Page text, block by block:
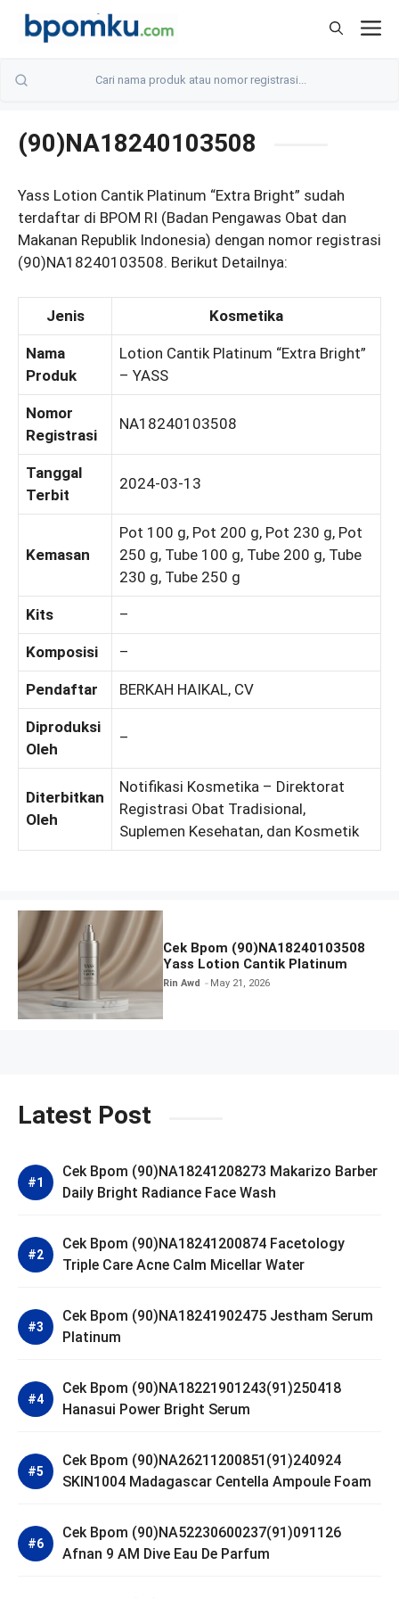
Skip
(90)NA18240103508
Yass Lotion Cantik Platinum “Extra Bright” sudah
terdaftar di BPOM RI (Badan Pengawas Obat dan
Makanan Republik Indonesia) dengan nomor registrasi
(90)NA18240103508. Berikut Detailnya:
Jenis Kosmetika
Nama
Produk
Lotion Cantik Platinum “Extra Bright”
– YASS
Nomor
Registrasi
NA18240103508
Tanggal
Terbit
2024-03-13
Kemasan
Pot 100 g, Pot 200 g, Pot 230 g, Pot
250 g, Tube 100 g, Tube 200 g, Tube
230 g, Tube 250 g
Kits –
Komposisi –
Pendaftar BERKAH HAIKAL, CV
Diproduksi
Oleh
–
Diterbitkan
Oleh
Notifikasi Kosmetika – Direktorat
Registrasi Obat Tradisional,
Suplemen Kesehatan, dan Kosmetik
Cek Bpom (90)NA18240103508
Yass Lotion Cantik Platinum
Rin Awd May 21, 2026
Latest Post
Cek Bpom (90)NA18241208273 Makarizo Barber
Daily Bright Radiance Face Wash
Cek Bpom (90)NA18241200874 Facetology
Triple Care Acne Calm Micellar Water
Cek Bpom (90)NA18241902475 Jestham Serum
Platinum
Cek Bpom (90)NA18221901243(91)250418
Hanasui Power Bright Serum
Cek Bpom (90)NA26211200851(91)240924
SKIN1004 Madagascar Centella Ampoule Foam
Cek Bpom (90)NA52230600237(91)091126
Afnan 9 AM Dive Eau De Parfum